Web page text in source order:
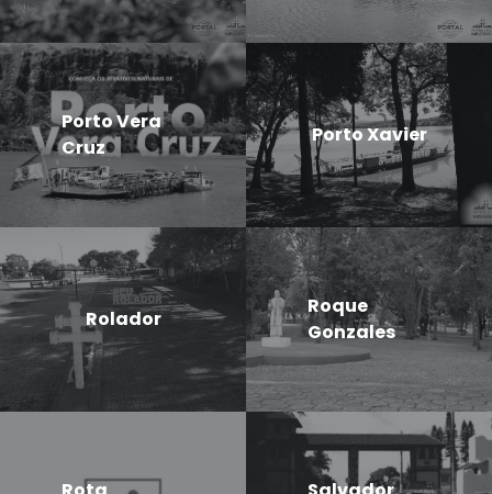
Porto Vera
Cruz
Porto Xavier
Rolador
Roque
Gonzales